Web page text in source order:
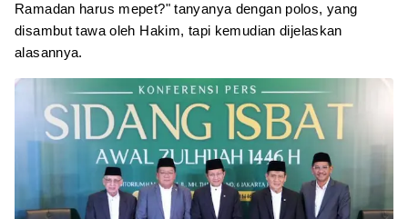
Ramadan harus mepet?" tanyanya dengan polos, yang
disambut tawa oleh Hakim, tapi kemudian dijelaskan
alasannya.